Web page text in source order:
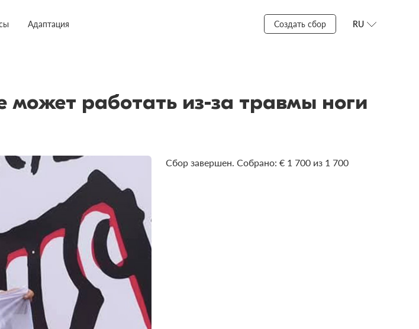
Адаптация Создать сбор RU
может работать из-за травмы ноги
Сбор завершен. Собрано: € 1 700 из 1 700